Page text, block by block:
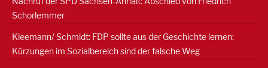
Schorlemmer
Kleemann/ Schmidt: FDP sollte aus der Geschichte lernen:
Kürzungen im Sozialbereich sind der falsche Weg